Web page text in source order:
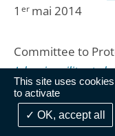
This site uses
to activate
OK, accept all
1 ermai 2014
Committee to
Islamic militants
août 2012
Reporters sans